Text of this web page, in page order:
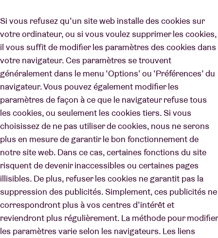
Si vous refusez qu’un site web installe des cookies sur
votre ordinateur, ou si vous voulez supprimer les cookies,
il vous suffit de modifier les paramètres des cookies dans
votre navigateur. Ces paramètres se trouvent
généralement dans le menu ‘Options’ ou ‘Préférences’ du
navigateur. Vous pouvez également modifier les
paramètres de façon à ce que le navigateur refuse tous
les cookies, ou seulement les cookies tiers. Si vous
choisissez de ne pas utiliser de cookies, nous ne serons
plus en mesure de garantir le bon fonctionnement de
notre site web. Dans ce cas, certaines fonctions du site
risquent de devenir inaccessibles ou certaines pages
illisibles. De plus, refuser les cookies ne garantit pas la
suppression des publicités. Simplement, ces publicités ne
correspondront plus à vos centres d’intérêt et
reviendront plus régulièrement. La méthode pour modifier
les paramètres varie selon les navigateurs. Les liens